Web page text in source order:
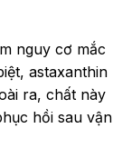
nguy cơ mắc
astaxanthin
ra, chất này
hồi sau vận